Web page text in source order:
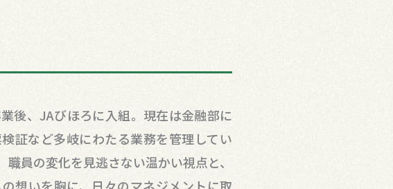
後、JAびほろに入組。現在は金融部に
証など多岐にわたる業務を管理してい
員の変化を見逃さない温かい視点と、